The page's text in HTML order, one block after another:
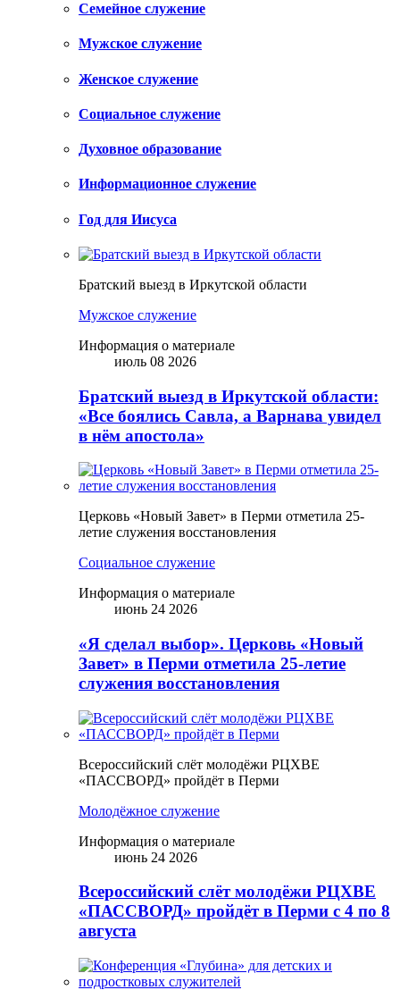
Семейное служение
Мужское служение
Женское служение
Социальное служение
Духовное образование
Информационное служение
Год для Иисуса
Братский выезд в Иркутской области
Мужское служение
Информация о материале
июль 08 2026
Братский выезд в Иркутской области:
«Все боялись Савла, а Варнава увидел
в нём апостола»
Церковь «Новый Завет» в Перми отметила 25-
летие служения восстановления
Социальное служение
Информация о материале
июнь 24 2026
«Я сделал выбор». Церковь «Новый
Завет» в Перми отметила 25-летие
служения восстановления
Всероссийский слёт молодёжи РЦХВЕ
«ПАССВОРД» пройдёт в Перми
Молодёжное служение
Информация о материале
июнь 24 2026
Всероссийский слёт молодёжи РЦХВЕ
«ПАССВОРД» пройдёт в Перми с 4 по 8
августа